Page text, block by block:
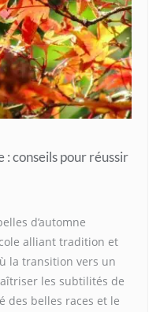
: conseils pour réussir
d’automne
alliant tradition et
la transition vers un
les subtilités de
des belles races et le